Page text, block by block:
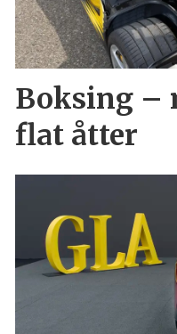
Boksing –
flat åtter